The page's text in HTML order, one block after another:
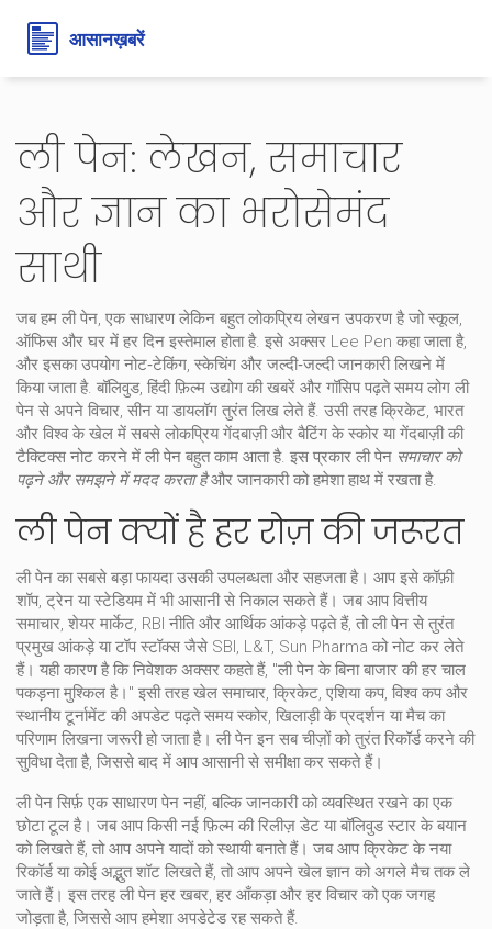
ली पेन: लेखन, समाचार
और ज्ञान का भरोसेमंद
साथी
जब हम ली पेन, एक साधारण लेकिन बहुत लोकप्रिय लेखन उपकरण है जो स्कूल,
ऑफिस और घर में हर दिन इस्तेमाल होता है. इसे अक्सर Lee Pen कहा जाता है,
और इसका उपयोग नोट‑टेकिंग, स्केचिंग और जल्दी‑जल्दी जानकारी लिखने में
किया जाता है. बॉलिवुड, हिंदी फ़िल्म उद्योग की खबरें और गॉसिपपढ़ते समय लोग ली
पेन से अपने विचार, सीन या डायलॉग तुरंत लिख लेते हैं. उसी तरहक्रिकेट, भारत
और विश्व के खेल में सबसे लोकप्रिय गेंदबाज़ी और बैटिंग के स्कोर या गेंदबाज़ी की
टैक्टिक्स नोट करने में ली पेन बहुत काम आता है. इस प्रकार ली पेन समाचार को
पढ़ने और समझने में मदद करता हैऔर जानकारी को हमेशा हाथ में रखता है.
ली पेन क्यों है हर रोज़ की जरूरत
ली पेन का सबसे बड़ा फायदा उसकी उपलब्धता और सहजता है। आप इसे कॉफ़ी
शॉप, ट्रेन या स्टेडियम में भी आसानी से निकाल सकते हैं। जब आपवित्तीय
समाचार, शेयर मार्केट, RBI नीति और आर्थिक आंकड़ेपढ़ते हैं, तो ली पेन से तुरंत
प्रमुख आंकड़े या टॉप स्टॉक्स जैसे SBI, L&T, Sun Pharma को नोट कर लेते
हैं। यही कारण है कि निवेशक अक्सर कहते हैं, "ली पेन के बिना बाजार की हर चाल
पकड़ना मुश्किल है।" इसी तरहखेल समाचार, क्रिकेट, एशिया कप, विश्व कप और
स्थानीय टूर्नामेंट की अपडेट पढ़ते समय स्कोर, खिलाड़ी के प्रदर्शन या मैच का
परिणाम लिखना जरूरी हो जाता है। ली पेन इन सब चीज़ों को तुरंत रिकॉर्ड करने की
सुविधा देता है, जिससे बाद में आप आसानी से समीक्षा कर सकते हैं।
ली पेन सिर्फ़ एक साधारण पेन नहीं, बल्कि जानकारी को व्यवस्थित रखने का एक
छोटा टूल है। जब आप किसी नई फ़िल्म की रिलीज़ डेट या बॉलिवुड स्टार के बयान
को लिखते हैं, तो आप अपने यादों को स्थायी बनाते हैं। जब आप क्रिकेट के नया
रिकॉर्ड या कोई अद्भुत शॉट लिखते हैं, तो आप अपने खेल ज्ञान को अगले मैच तक ले
जाते हैं। इस तरह ली पेन हर खबर, हर आँकड़ा और हर विचार को एक जगह
जोड़ता है, जिससे आप हमेशा अपडेटेड रह सकते हैं.